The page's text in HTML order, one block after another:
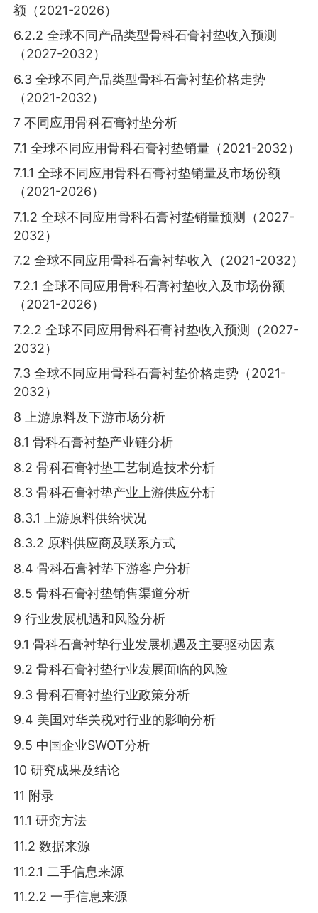
额（2021-2026）
6.2.2 全球不同产品类型骨科石膏衬垫收入预测
（2027-2032）
6.3 全球不同产品类型骨科石膏衬垫价格走势
（2021-2032）
7 不同应用骨科石膏衬垫分析
7.1 全球不同应用骨科石膏衬垫销量（2021-2032）
7.1.1 全球不同应用骨科石膏衬垫销量及市场份额
（2021-2026）
7.1.2 全球不同应用骨科石膏衬垫销量预测（2027-
2032）
7.2 全球不同应用骨科石膏衬垫收入（2021-2032）
7.2.1 全球不同应用骨科石膏衬垫收入及市场份额
（2021-2026）
7.2.2 全球不同应用骨科石膏衬垫收入预测（2027-
2032）
7.3 全球不同应用骨科石膏衬垫价格走势（2021-
2032）
8 上游原料及下游市场分析
8.1 骨科石膏衬垫产业链分析
8.2 骨科石膏衬垫工艺制造技术分析
8.3 骨科石膏衬垫产业上游供应分析
8.3.1 上游原料供给状况
8.3.2 原料供应商及联系方式
8.4 骨科石膏衬垫下游客户分析
8.5 骨科石膏衬垫销售渠道分析
9 行业发展机遇和风险分析
9.1 骨科石膏衬垫行业发展机遇及主要驱动因素
9.2 骨科石膏衬垫行业发展面临的风险
9.3 骨科石膏衬垫行业政策分析
9.4 美国对华关税对行业的影响分析
9.5 中国企业SWOT分析
10 研究成果及结论
11 附录
11.1 研究方法
11.2 数据来源
11.2.1 二手信息来源
11.2.2 一手信息来源